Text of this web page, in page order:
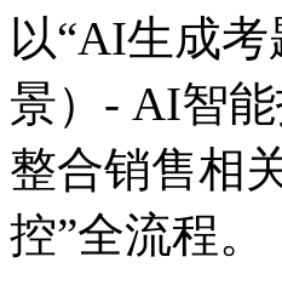
以“AI生成
景）- AI智能
整合销售相
控”全流程。